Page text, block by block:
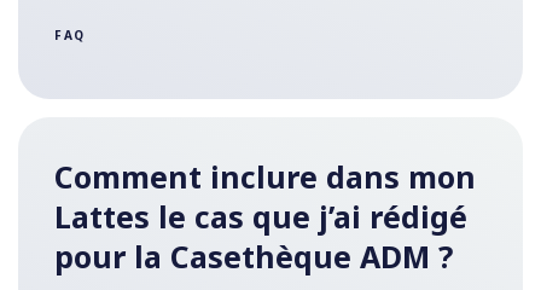
FAQ
Comment inclure dans mon
Lattes le cas que j’ai rédigé
pour la Casethèque ADM ?